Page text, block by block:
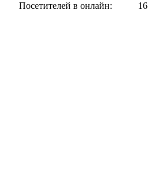
Посетителей в онлайн:
16